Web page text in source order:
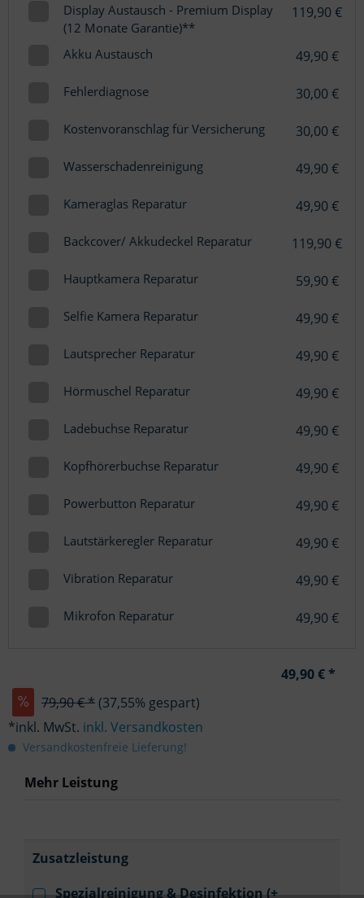
Display Austausch - Premium Display
(12 Monate Garantie)**
119,90 €
Akku Austausch 49,90 €
Fehlerdiagnose 30,00 €
Kostenvoranschlag für Versicherung 30,00 €
Wasserschadenreinigung 49,90 €
Kameraglas Reparatur 49,90 €
Backcover/ Akkudeckel Reparatur 119,90 €
Hauptkamera Reparatur 59,90 €
Selfie Kamera Reparatur 49,90 €
Lautsprecher Reparatur 49,90 €
Hörmuschel Reparatur 49,90 €
Ladebuchse Reparatur 49,90 €
Kopfhörerbuchse Reparatur 49,90 €
Powerbutton Reparatur 49,90 €
Lautstärkeregler Reparatur 49,90 €
Vibration Reparatur 49,90 €
Mikrofon Reparatur 49,90 €
49,90 € *
79,90 € *(37,55% gespart)
*inkl. MwSt. inkl. Versandkosten
Versandkostenfreie Lieferung!
Mehr Leistung
Zusatzleistung
Spezialreinigung & Desinfektion (+